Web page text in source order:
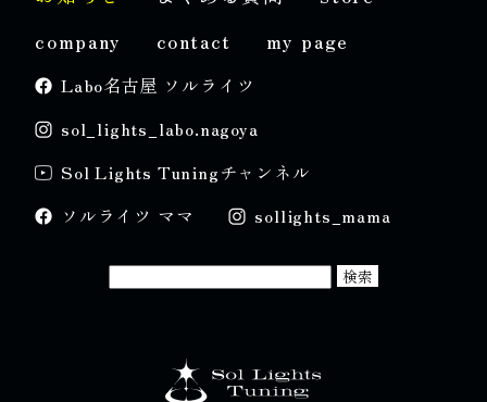
company
contact my page
Labo名古屋 ソルライツ
sol_lights_labo.nagoya
Sol Lights Tuningチャンネル
ソルライツ ママ
sollights_mama